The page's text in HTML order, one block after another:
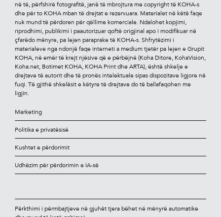
në të, përfshirë fotograﬁtë, janë të mbrojtura me copyright të KOHA-s
dhe për to KOHA mban të drejtat e rezervuara. Materialet në këtë faqe
nuk mund të përdoren për qëllime komerciale. Ndalohet kopjimi,
riprodhimi, publikimi i paautorizuar qoftë origjinal apo i modiﬁkuar në
çfarëdo mënyre, pa lejen paraprake të KOHA-s. Shfrytëzimi i
materialeve nga ndonjë faqe interneti a medium tjetër pa lejen e Grupit
KOHA, në emër të krejt njësive që e përbëjnë (Koha Ditore, KohaVision,
Koha.net, Botimet KOHA, KOHA Print dhe ARTA), është shkelje e
drejtave të autorit dhe të pronës intelektuale sipas dispozitave ligjore në
fuqi. Të gjithë shkelësit e këtyre të drejtave do të ballafaqohen me
ligjin.
Marketing
Politika e privatësisë
Kushtet e përdorimit
Udhëzim për përdorimin e IA-së
Përkthimi i përmbajtjeve në gjuhët tjera bëhet në mënyrë automatike